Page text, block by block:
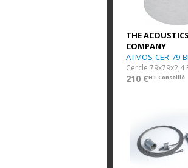
THE ACOUSTICS
COMPANY
ATMOS-CER-79-
Cercle 79x79x2,4
210 €HT Conseillé